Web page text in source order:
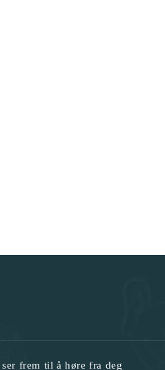
frem til å høre fra deg